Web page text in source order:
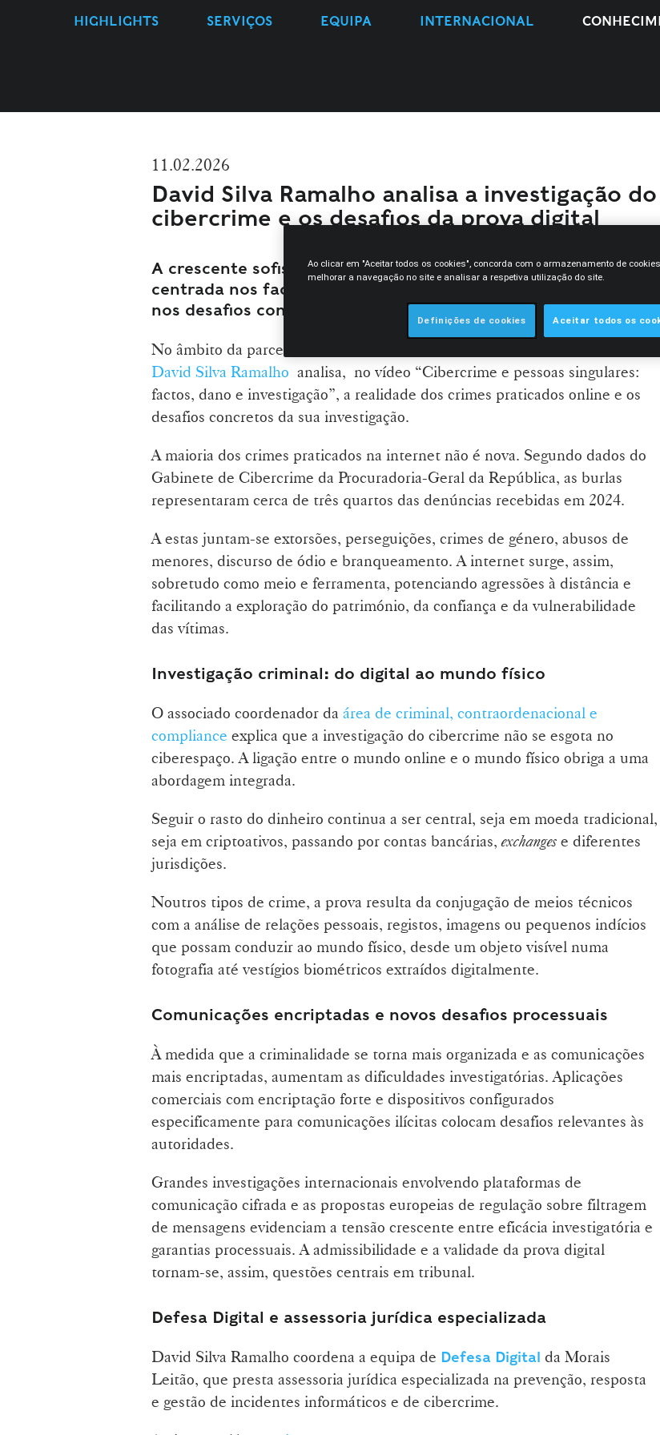
HIGHLIGHTS SERVIÇOS EQUIPA INTERNACIONAL
11.02.2026
David Silva Ramalho analisa a investigação do
cibercrime e os desafios da prova digital
A crescente sofisticação do cibercrime exige uma análise
centrada nos factos, no impacto real das condutas ilícitas e
nos desafios concretos da investigação e do processo penal.
No âmbito da parceria com o Observador dedicada ao tema do cibercrime,
David Silva Ramalho analisa, no vídeo “Cibercrime e pessoas singulares:
factos, dano e investigação”, a realidade dos crimes praticados online e os
desafios concretos da sua investigação.
A maioria dos crimes praticados na internet não é nova. Segundo dados do
Gabinete de Cibercrime da Procuradoria-Geral da República, as burlas
representaram cerca de três quartos das denúncias recebidas em 2024.
A estas juntam-se extorsões, perseguições, crimes de género, abusos de
menores, discurso de ódio e branqueamento. A internet surge, assim,
sobretudo como meio e ferramenta, potenciando agressões à distância e
facilitando a exploração do património, da confiança e da vulnerabilidade
das vítimas.
Investigação criminal: do digital ao mundo físico
O associado coordenador da área de criminal, contraordenacional e
compliance explica que a investigação do cibercrime não se esgota no
ciberespaço. A ligação entre o mundo online e o mundo físico obriga a uma
abordagem integrada.
Seguir o rasto do dinheiro continua a ser central, seja em moeda tradicional,
seja em criptoativos, passando por contas bancárias,exchanges e diferentes
jurisdições.
Noutros tipos de crime, a prova resulta da conjugação de meios técnicos
com a análise de relações pessoais, registos, imagens ou pequenos indícios
que possam conduzir ao mundo físico, desde um objeto visível numa
fotografia até vestígios biométricos extraídos digitalmente.
Comunicações encriptadas e novos desafios processuais
À medida que a criminalidade se torna mais organizada e as comunicações
mais encriptadas, aumentam as dificuldades investigatórias. Aplicações
comerciais com encriptação forte e dispositivos configurados
especificamente para comunicações ilícitas colocam desafios relevantes às
autoridades.
Grandes investigações internacionais envolvendo plataformas de
comunicação cifrada e as propostas europeias de regulação sobre filtragem
de mensagens evidenciam a tensão crescente entre eficácia investigatória e
garantias processuais. A admissibilidade e a validade da prova digital
tornam-se, assim, questões centrais em tribunal.
Defesa Digital e assessoria jurídica especializada
David Silva Ramalho coordena a equipa de Defesa Digital da Morais
Leitão, que presta assessoria jurídica especializada na prevenção, resposta
e gestão de incidentes informáticos e de cibercrime.
Ao clicar em "Aceitar todos os cookies", concorda com o armazenamento de
melhorar a navegação no site e analisar a respetiva utilização do site.
Definições de cookies Aceitar todos os